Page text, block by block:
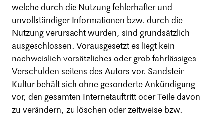
welche durch die Nutzung fehlerhafter und
unvollständiger Informationen bzw. durch die
Nutzung verursacht wurden, sind grundsätzlich
ausgeschlossen. Vorausgesetzt es liegt kein
nachweislich vorsätzliches oder grob fahrlässiges
Verschulden seitens des Autors vor. Sandstein
Kultur behält sich ohne gesonderte Ankündigung
vor, den gesamten Internetauftritt oder Teile davon
zu verändern, zu löschen oder zeitweise bzw.